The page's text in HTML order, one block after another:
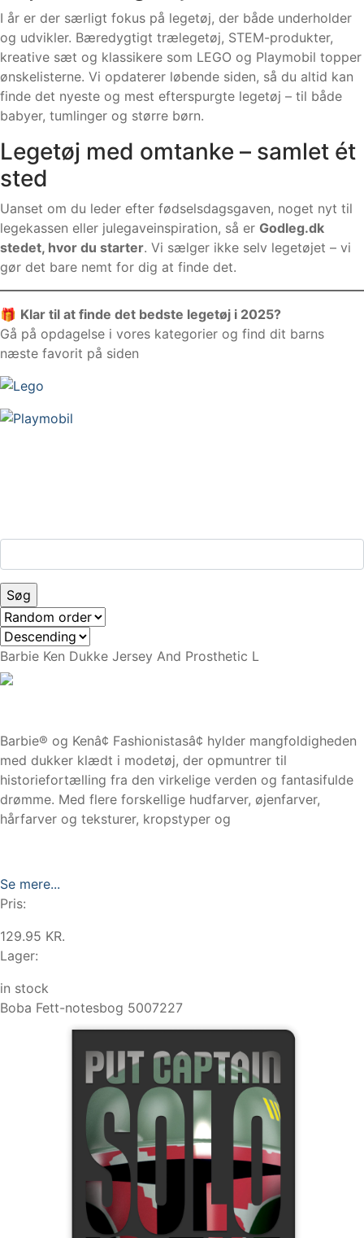
I år er der særligt fokus på legetøj, der både underholder
og udvikler. Bæredygtigt trælegetøj, STEM-produkter,
kreative sæt og klassikere som LEGO og Playmobil topper
ønskelisterne. Vi opdaterer løbende siden, så du altid kan
finde det nyeste og mest efterspurgte legetøj – til både
babyer, tumlinger og større børn.
Legetøj med omtanke – samlet ét
sted
Uanset om du leder efter fødselsdagsgaven, noget nyt til
legekassen eller julegaveinspiration, så er Godleg.dk
stedet, hvor du starter. Vi sælger ikke selv legetøjet – vi
gør det bare nemt for dig at finde det.
🎁 Klar til at finde det bedste legetøj i 2025?
Gå på opdagelse i vores kategorier og find dit barns
næste favorit på siden
Barbie Ken Dukke Jersey And Prosthetic L
Barbie® og Kenâ¢ Fashionistasâ¢ hylder mangfoldigheden
med dukker klædt i modetøj, der opmuntrer til
historiefortælling fra den virkelige verden og fantasifulde
drømme. Med flere forskellige hudfarver, øjenfarver,
hårfarver og teksturer, kropstyper og
Se mere...
Pris:
129.95 KR.
Lager:
in stock
Boba Fett-notesbog 5007227